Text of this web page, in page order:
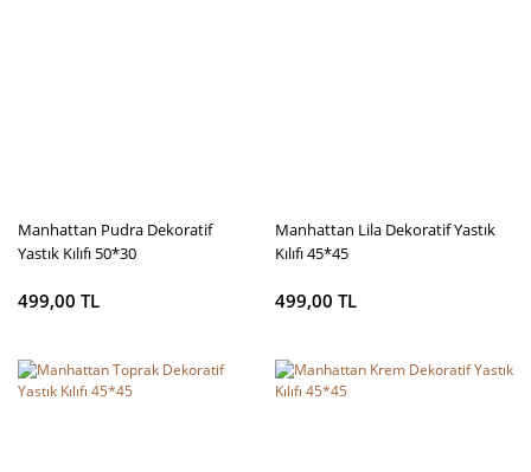
Manhattan Pudra Dekoratif
Yastık Kılıfı 50*30
499,00 TL
Manhattan Lila Dekoratif Yastık
Kılıfı 45*45
499,00 TL